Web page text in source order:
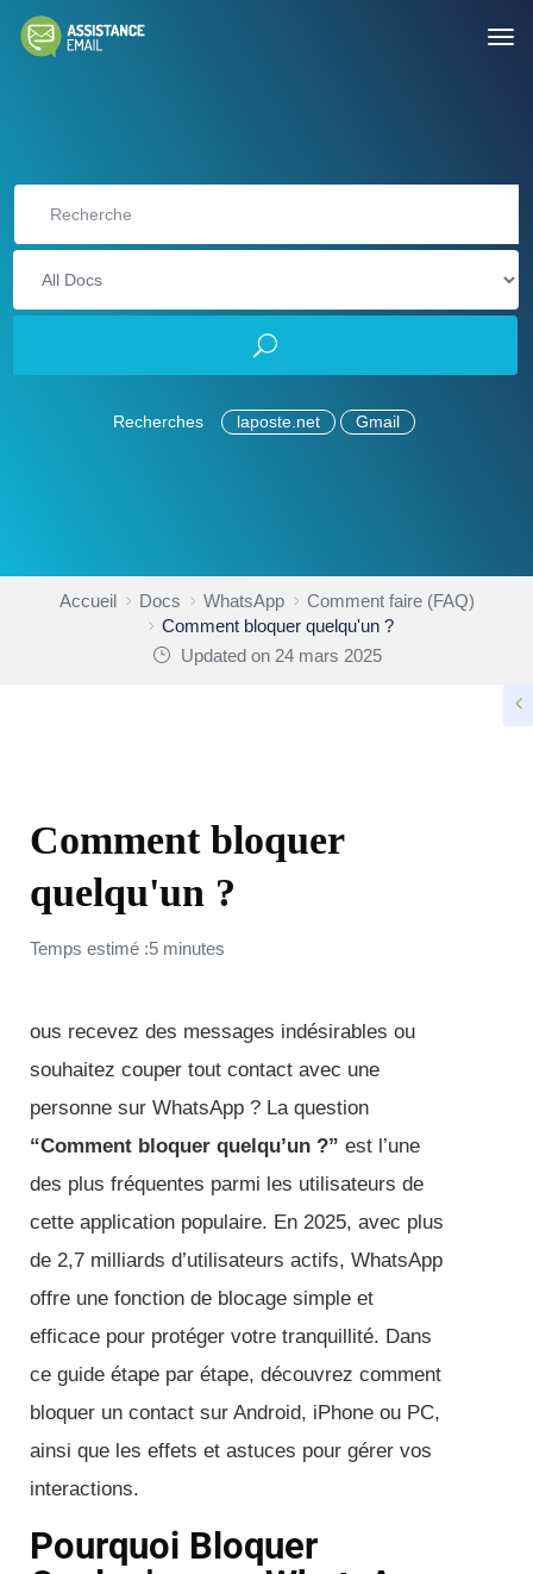
Recherches laposte.net Gmail
Accueil Docs WhatsApp
Comment faire (FAQ)
Comment bloquer quelqu'un ?
Updated on 24 mars 2025
Comment bloquer
quelqu'un ?
Temps estimé :5 minutes
ous recevez des messages indésirables ou
souhaitez couper tout contact avec une
personne sur WhatsApp ? La question
“Comment bloquer quelqu’un ?” est l’une
des plus fréquentes parmi les utilisateurs de
cette application populaire. En 2025, avec plus
de 2,7 milliards d’utilisateurs actifs, WhatsApp
offre une fonction de blocage simple et
efficace pour protéger votre tranquillité. Dans
ce guide étape par étape, découvrez comment
bloquer un contact sur Android, iPhone ou PC,
ainsi que les effets et astuces pour gérer vos
interactions.
Pourquoi Bloquer